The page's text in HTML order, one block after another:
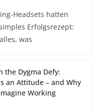
Headsets hatten
Erfolgsrezept:
was
the Dygma Defy:
an Attitude – and Why
Working